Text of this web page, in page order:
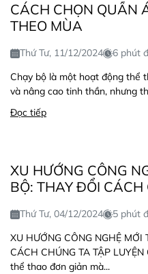
CÁCH CHỌN QUẦN
THEO MÙA
Thứ Tư, 11/12/2024
6 phút
Chạy bộ là một hoạt động thể
và nâng cao tinh thần, nhưng
Đọc tiếp
XU HƯỚNG CÔNG
BỘ: THAY ĐỔI CÁCH
Thứ Tư, 04/12/2024
5 phút
XU HƯỚNG CÔNG NGHỆ
CÁCH CHÚNG TA TẬP
thể thao đơn giản mà...